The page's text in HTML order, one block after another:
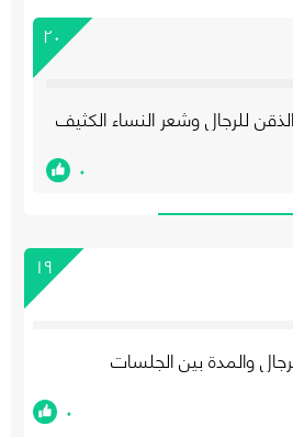
٢٠
للرجال وشعر النساء الكثيف
٠
١٩
والمدة بين الجلسات
٠